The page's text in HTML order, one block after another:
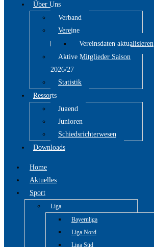
Über Uns
Verband
Vereine
Vereinsdaten aktualisieren
Aktive Mitglieder Saison
2026/27
Statistik
Ressorts
Jugend
Junioren
Schiedsrichterwesen
Downloads
Home
Aktuelles
Sport
Liga
Bayernliga
Liga Nord
Liga Süd